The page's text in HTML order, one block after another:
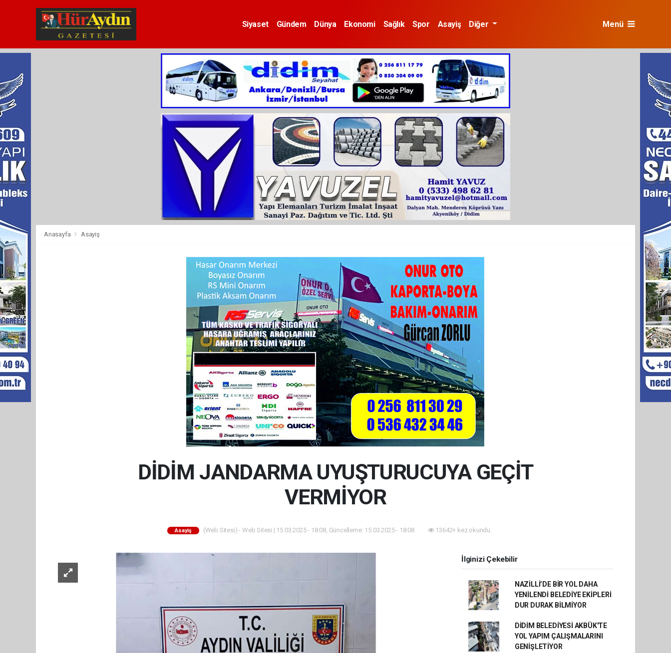
Siyaset Gündem Dünya Ekonomi Sağlık Spor Asayiş Diğer Menü
Anasayfa Asayiş
DİDİM JANDARMA UYUŞTURUCUYA GEÇİT
VERMİYOR
Asayiş (Web Sitesi) - Web Sitesi | 15.03.2025 - 18:08, Güncelleme: 15.03.2025 - 18:08 13642+ kez okundu.
İlginizi Çekebilir
NAZİLLİ’DE BİR YOL DAHA
YENİLENDİ BELEDİYE EKİPLERİ
DUR DURAK BİLMİYOR
DİDİM BELEDİYESİ AKBÜK'TE
YOL YAPIM ÇALIŞMALARINI
GENİŞLETİYOR